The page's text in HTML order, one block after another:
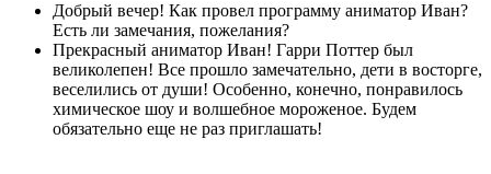
Добрый вечер! Как провел программу аниматор Иван?
Есть ли замечания, пожелания?
Прекрасный аниматор Иван! Гарри Поттер был
великолепен! Все прошло замечательно, дети в восторге,
веселились от души! Особенно, конечно, понравилось
химическое шоу и волшебное мороженое. Будем
обязательно еще не раз приглашать!